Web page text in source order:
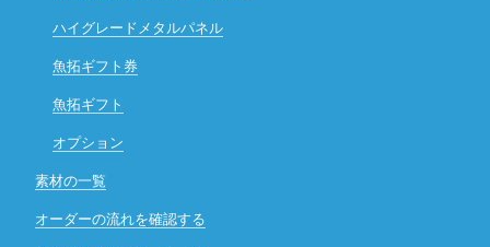
ハイグレードメタルパネル
魚拓ギフト券
魚拓ギフト
オプション
素材の一覧
オーダーの流れを確認する